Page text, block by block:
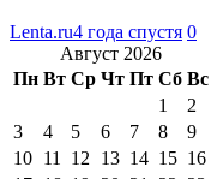
Lenta.ru4 года спустя 0
Август 2026
Пн Вт Ср Чт Пт Сб Вс
1
2
3
4 5 6 7 8
9
10 11 12 13 14 15 16